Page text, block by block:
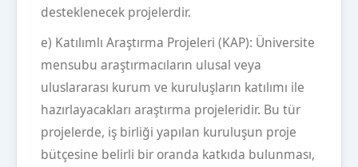
desteklenecek projelerdir.
e) Katılımlı Araştırma Projeleri (KAP): Üniversite
mensubu araştırmacıların ulusal veya
uluslararası kurum ve kuruluşların katılımı ile
hazırlayacakları araştırma projeleridir. Bu tür
projelerde, iş birliği yapılan kuruluşun proje
bütçesine belirli bir oranda katkıda bulunması,